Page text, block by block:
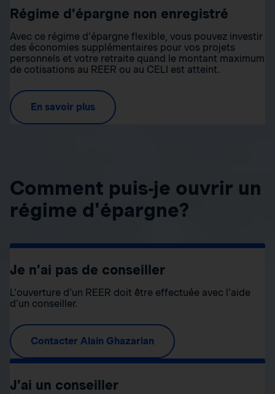
Régime d’épargne non enregistré
Avec ce régime d’épargne flexible, vous pouvez investir
des économies supplémentaires pour vos projets
personnels et votre retraite quand le montant maximum
de cotisations au REER ou au CELI est atteint.
En savoir plus
Comment puis-je ouvrir un
régime d'épargne?
Je n’ai pas de conseiller
L'ouverture d'un REER doit être effectuée avec l'aide
d'un conseiller.
Contacter Alain Ghazarian
J’ai un conseiller